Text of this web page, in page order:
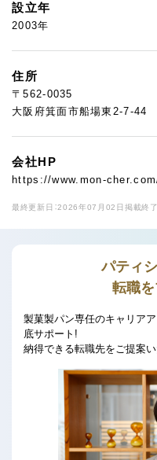
設立年
2003年
住所
〒562-0035
大阪府箕面市船場東2-7-44
会社HP
https://www.mon-
最終更新日：2026年07月02日 掲載終
パティ
転職
製菓製パン専任のキャリア
底サポート!
納得できる転職先をご提案い